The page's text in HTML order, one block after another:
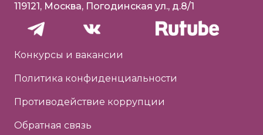
119121, Москва, Погодинская ул., д.8/1
Конкурсы и вакансии
Политика конфиденциальности
Противодействие коррупции
Обратная связь